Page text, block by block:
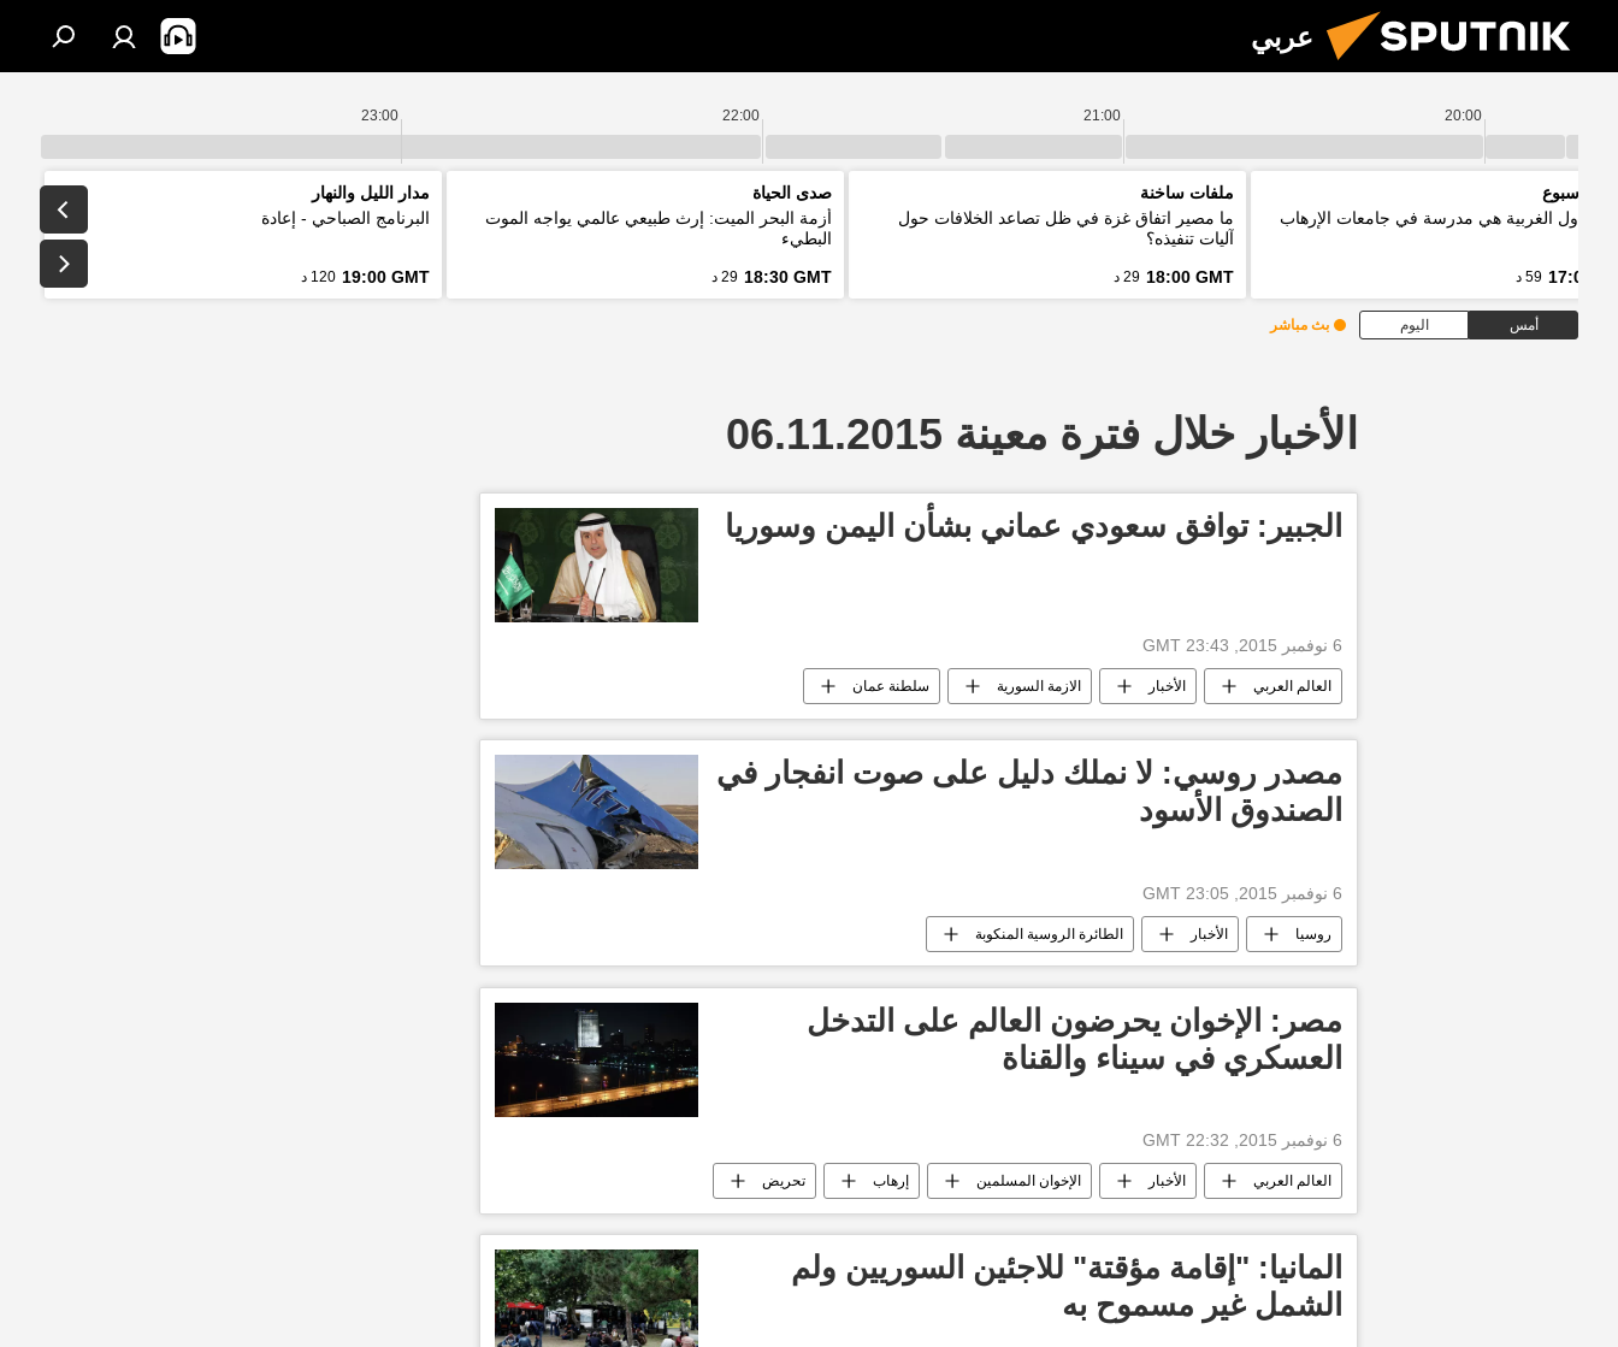
عربي
20:00
21:00
22:00
23:00
الأسبوع
الدول الغربية هي مدرسة في جامعات الإرهاب
17:00 59 د
ملفات ساخنة
ما مصير اتفاق غزة في ظل تصاعد الخلافات حول
آليات تنفيذه؟
18:00 GMT 29 د
صدى الحياة
أزمة البحر الميت: إرث طبيعي عالمي يواجه الموت
البطيء
18:30 GMT 29 د
مدار الليل والنهار
البرنامج الصباحي - إعادة
19:00 GMT 120 د
أمس اليوم بث مباشر
الأخبار خلال فترة معينة 06.11.2015
الجبير: توافق سعودي عماني بشأن اليمن وسوريا
6 نوفمبر 2015, 23:43 GMT
العالم العربي الأخبار الازمة السورية سلطنة عمان
مصدر روسي: لا نملك دليل على صوت انفجار في
الصندوق الأسود
6 نوفمبر 2015, 23:05 GMT
روسيا الأخبار الطائرة الروسية المنكوبة
مصر: الإخوان يحرضون العالم على التدخل
العسكري في سيناء والقناة
6 نوفمبر 2015, 22:32 GMT
العالم العربي الأخبار الإخوان المسلمين إرهاب تحريض
المانيا: "إقامة مؤقتة" للاجئين السوريين ولم
الشمل غير مسموح به